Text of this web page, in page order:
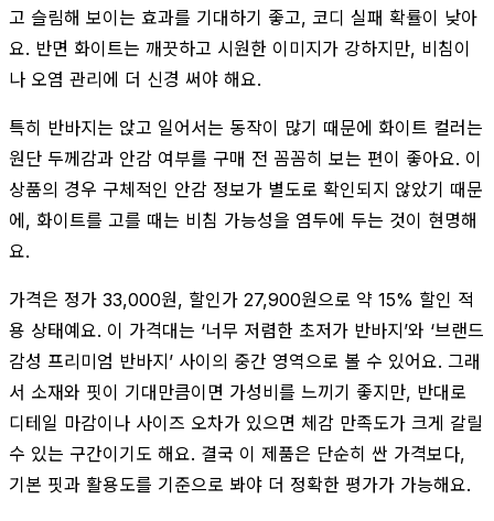
고 슬림해 보이는 효과를 기대하기 좋고, 코디 실패 확률이 낮아
요. 반면 화이트는 깨끗하고 시원한 이미지가 강하지만, 비침이
나 오염 관리에 더 신경 써야 해요.
특히 반바지는 앉고 일어서는 동작이 많기 때문에 화이트 컬러는
원단 두께감과 안감 여부를 구매 전 꼼꼼히 보는 편이 좋아요. 이
상품의 경우 구체적인 안감 정보가 별도로 확인되지 않았기 때문
에, 화이트를 고를 때는 비침 가능성을 염두에 두는 것이 현명해
요.
가격은 정가 33,000원, 할인가 27,900원으로 약 15% 할인 적
용 상태예요. 이 가격대는 ‘너무 저렴한 초저가 반바지’와 ‘브랜드
감성 프리미엄 반바지’ 사이의 중간 영역으로 볼 수 있어요. 그래
서 소재와 핏이 기대만큼이면 가성비를 느끼기 좋지만, 반대로
디테일 마감이나 사이즈 오차가 있으면 체감 만족도가 크게 갈릴
수 있는 구간이기도 해요. 결국 이 제품은 단순히 싼 가격보다,
기본 핏과 활용도를 기준으로 봐야 더 정확한 평가가 가능해요.